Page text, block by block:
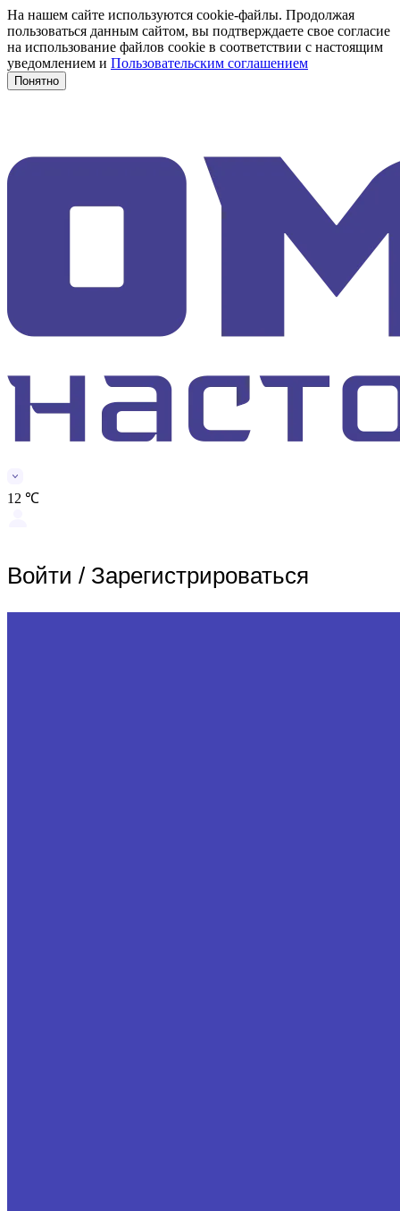
На нашем сайте используются cookie-файлы. Продолжая
пользоваться данным сайтом, вы подтверждаете свое согласие
на использование файлов cookie в соответствии с настоящим
уведомлением и Пользовательским соглашением
Понятно
12 ℃
Войти / Зарегистрироваться